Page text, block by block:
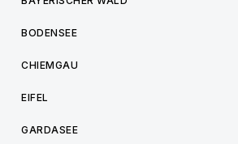
BODENSEE
CHIEMGAU
EIFEL
GARDASEE